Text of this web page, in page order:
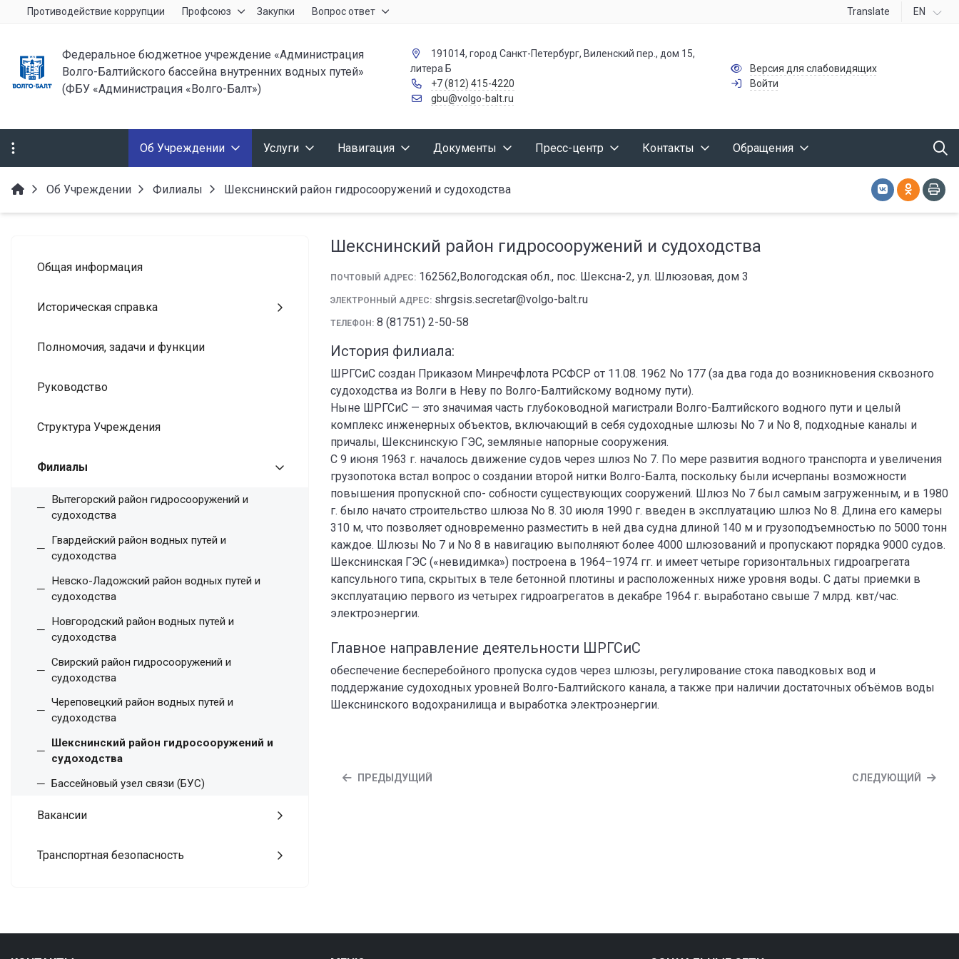
Противодействие коррупции Профсоюз Закупки Вопрос ответ Translate EN
Федеральное бюджетное учреждение «Администрация
Волго-Балтийского бассейна внутренних водных путей»
(ФБУ «Администрация «Волго-Балт»)
191014, город Санкт-Петербург, Виленский пер., дом 15,
литера Б
+7 (812) 415-4220
gbu@volgo-balt.ru
Версия для слабовидящих
Войти
Об Учреждении Услуги Навигация Документы Пресс-центр Контакты Обращения
Об Учреждении Филиалы Шекснинский район гидросооружений и судоходства
Общая информация
Историческая справка
Полномочия, задачи и функции
Руководство
Структура Учреждения
Филиалы
Вытегорский район гидросооружений и
судоходства
Гвардейский район водных путей и
судоходства
Невско-Ладожский район водных путей и
судоходства
Новгородский район водных путей и
судоходства
Свирский район гидросооружений и
судоходства
Череповецкий район водных путей и
судоходства
Шекснинский район гидросооружений и
судоходства
Бассейновый узел связи (БУС)
Вакансии
Транспортная безопасность
Шекснинский район гидросооружений и судоходства
ПОЧТОВЫЙ АДРЕС: 162562,Вологодская обл., пос. Шексна-2, ул. Шлюзовая, дом 3
ЭЛЕКТРОННЫЙ АДРЕС: shrgsis.secretar@volgo-balt.ru
ТЕЛЕФОН: 8 (81751) 2-50-58
История филиала:
ШРГСиС создан Приказом Минречфлота РСФСР от 11.08. 1962 No 177 (за два года до возникновения сквозного
судоходства из Волги в Неву по Волго-Балтийскому водному пути).
Ныне ШРГСиС — это значимая часть глубоководной магистрали Волго-Балтийского водного пути и целый
комплекс инженерных объектов, включающий в себя судоходные шлюзы No 7 и No 8, подходные каналы и
причалы, Шекснинскую ГЭС, земляные напорные сооружения.
С 9 июня 1963 г. началось движение судов через шлюз No 7. По мере развития водного транспорта и увеличения
грузопотока встал вопрос о создании второй нитки Волго-Балта, поскольку были исчерпаны возможности
повышения пропускной спо- собности существующих сооружений. Шлюз No 7 был самым загруженным, и в 1980
г. было начато строительство шлюза No 8. 30 июля 1990 г. введен в эксплуатацию шлюз No 8. Длина его камеры
310 м, что позволяет одновременно разместить в ней два судна длиной 140 м и грузоподъемностью по 5000 тонн
каждое. Шлюзы No 7 и No 8 в навигацию выполняют более 4000 шлюзований и пропускают порядка 9000 судов.
Шекснинская ГЭС («невидимка») построена в 1964–1974 гг. и имеет четыре горизонтальных гидроагрегата
капсульного типа, скрытых в теле бетонной плотины и расположенных ниже уровня воды. С даты приемки в
эксплуатацию первого из четырех гидроагрегатов в декабре 1964 г. выработано свыше 7 млрд. квт/час.
электроэнергии.
Главное направление деятельности ШРГСиС
обеспечение бесперебойного пропуска судов через шлюзы, регулирование стока паводковых вод и
поддержание судоходных уровней Волго-Балтийского канала, а также при наличии достаточных объёмов воды
Шекснинского водохранилища и выработка электроэнергии.
ПРЕДЫДУЩИЙ СЛЕДУЮЩИЙ